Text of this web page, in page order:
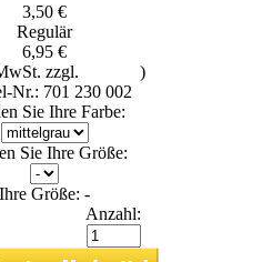
3,50 €
Regulär
6,95 €
zzgl.
)
Nr.: 701 230 002
Sie Ihre Farbe:
Sie Ihre Größe:
Ihre Größe: -
Anzahl: